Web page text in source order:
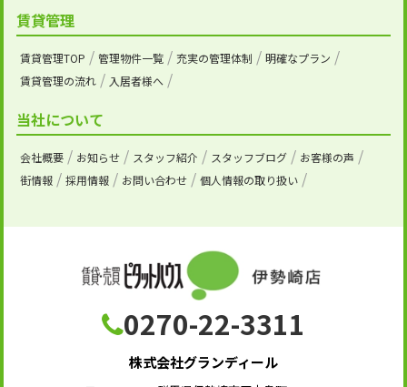
賃貸管理
賃貸管理TOP 管理物件一覧 充実の管理体制
明確なプラン
賃貸管理の流れ
入居者様へ
当社について
会社概要 お知らせ スタッフ紹介 スタッフブログ
お客様の声
街情報
採用情報 お問い合わせ 個人情報の取り扱い
0270-22-3311
株式会社グランディール